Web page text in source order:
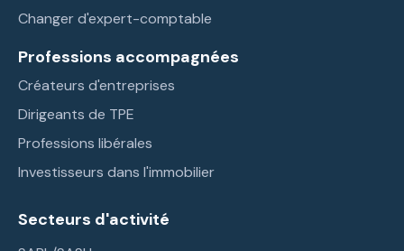
Changer d'expert-comptable
Professions accompagnées
Créateurs d'entreprises
Dirigeants de TPE
Professions libérales
Investisseurs dans l'immobilier
Secteurs d'activité